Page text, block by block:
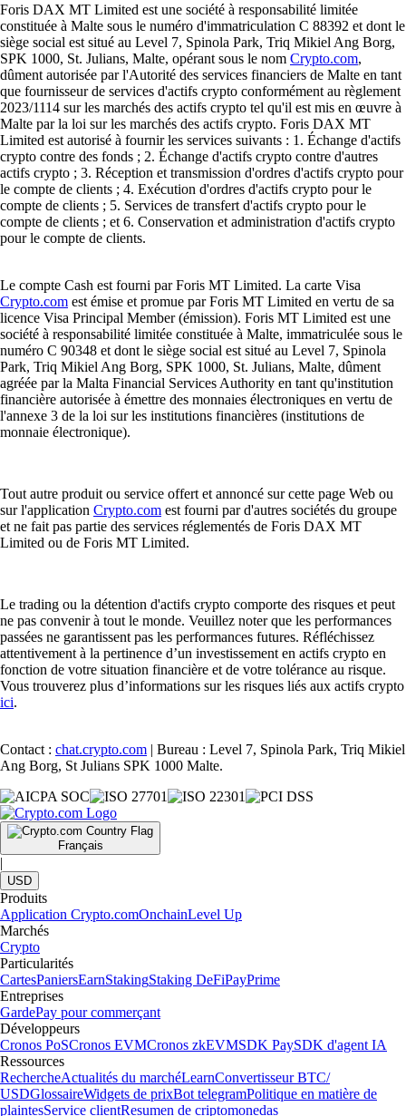
Foris DAX MT Limited est une société à responsabilité limitée
constituée à Malte sous le numéro d'immatriculation C 88392 et dont le
siège social est situé au Level 7, Spinola Park, Triq Mikiel Ang Borg,
SPK 1000, St. Julians, Malte, opérant sous le nom Crypto.com,
dûment autorisée par l'Autorité des services financiers de Malte en tant
que fournisseur de services d'actifs crypto conformément au règlement
2023/1114 sur les marchés des actifs crypto tel qu'il est mis en œuvre à
Malte par la loi sur les marchés des actifs crypto. Foris DAX MT
Limited est autorisé à fournir les services suivants : 1. Échange d'actifs
crypto contre des fonds ; 2. Échange d'actifs crypto contre d'autres
actifs crypto ; 3. Réception et transmission d'ordres d'actifs crypto pour
le compte de clients ; 4. Exécution d'ordres d'actifs crypto pour le
compte de clients ; 5. Services de transfert d'actifs crypto pour le
compte de clients ; et 6. Conservation et administration d'actifs crypto
pour le compte de clients.
Le compte Cash est fourni par Foris MT Limited. La carte Visa
Crypto.com est émise et promue par Foris MT Limited en vertu de sa
licence Visa Principal Member (émission). Foris MT Limited est une
société à responsabilité limitée constituée à Malte, immatriculée sous le
numéro C 90348 et dont le siège social est situé au Level 7, Spinola
Park, Triq Mikiel Ang Borg, SPK 1000, St. Julians, Malte, dûment
agréée par la Malta Financial Services Authority en tant qu'institution
financière autorisée à émettre des monnaies électroniques en vertu de
l'annexe 3 de la loi sur les institutions financières (institutions de
monnaie électronique).
Tout autre produit ou service offert et annoncé sur cette page Web ou
sur l'application Crypto.com est fourni par d'autres sociétés du groupe
et ne fait pas partie des services réglementés de Foris DAX MT
Limited ou de Foris MT Limited.
Le trading ou la détention d'actifs crypto comporte des risques et peut
ne pas convenir à tout le monde. Veuillez noter que les performances
passées ne garantissent pas les performances futures. Réfléchissez
attentivement à la pertinence d’un investissement en actifs crypto en
fonction de votre situation financière et de votre tolérance au risque.
Vous trouverez plus d’informations sur les risques liés aux actifs crypto
ici.
Contact : chat.crypto.com | Bureau : Level 7, Spinola Park, Triq Mikiel
Ang Borg, St Julians SPK 1000 Malte.
Français
|
USD
Produits
Application Crypto.comOnchainLevel Up
Marchés
Crypto
Particularités
CartesPaniersEarnStakingStaking DeFiPayPrime
Entreprises
GardePay pour commerçant
Développeurs
Cronos PoSCronos EVMCronos zkEVMSDK PaySDK d'agent IA
Ressources
RechercheActualités du marchéLearnConvertisseur BTC/
USDGlossaireWidgets de prixBot telegramPolitique en matière de
plaintesService clientResumen de criptomonedas